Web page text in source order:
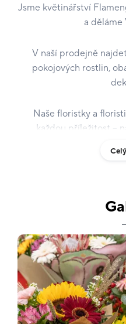
Jsme květinářství
a děláme
V naší prodejně
pokojových rostlin,
Naše floristky a
každou příležitost –
dekorace na stůl
něj třeba lahodné víno,
Jako rodinná firma
společnosti tvoří
denně pracují na
nejčerstvější květy z